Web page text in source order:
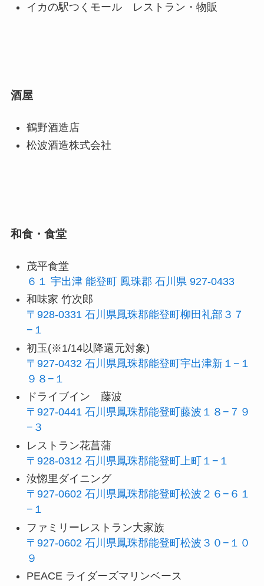
イカの駅つくモール レストラン・物販
酒屋
鶴野酒造店
松波酒造株式会社
和食・食堂
茂平食堂
６１ 宇出津 能登町 鳳珠郡 石川県 927-0433
和味家 竹次郎
〒928-0331 石川県鳳珠郡能登町柳田礼部３７
−１
初玉(※1/14以降還元対象)
〒927-0432 石川県鳳珠郡能登町宇出津新１−１
９８−１
ドライブイン 藤波
〒927-0441 石川県鳳珠郡能登町藤波１８−７９
−３
レストラン花菖蒲
〒928-0312 石川県鳳珠郡能登町上町１−１
汝惚里ダイニング
〒927-0602 石川県鳳珠郡能登町松波２６−６１
−１
ファミリーレストラン大家族
〒927-0602 石川県鳳珠郡能登町松波３０−１０
９
PEACE ライダーズマリンベース